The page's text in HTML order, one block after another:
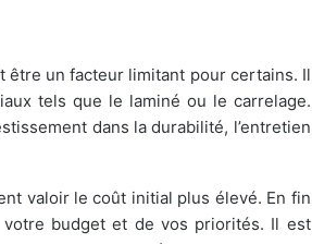
être un facteur limitant pour certains. Il
tels que le laminé ou le carrelage.
dans la durabilité, l’entretien
valoir le coût initial plus élevé. En fin
budget et de vos priorités. Il est